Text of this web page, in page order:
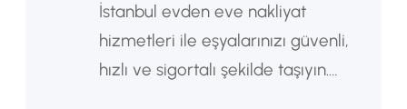
İstanbul evden eve nakliyat
hizmetleri ile eşyalarınızı güvenli,
hızlı ve sigortalı şekilde taşıyın.